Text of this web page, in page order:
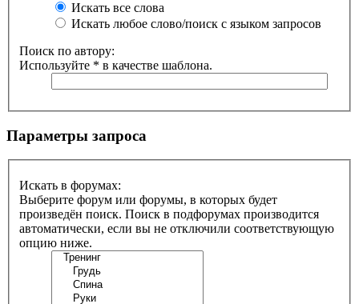
Искать все слова
Искать любое слово/поиск с языком запросов
Поиск по автору:
Используйте * в качестве шаблона.
Параметры запроса
Искать в форумах:
Выберите форум или форумы, в которых будет
произведён поиск. Поиск в подфорумах производится
автоматически, если вы не отключили соответствующую
опцию ниже.